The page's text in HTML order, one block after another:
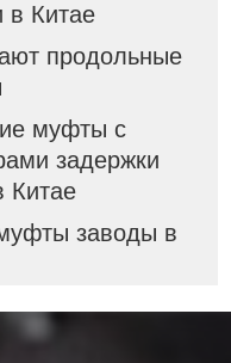
в Китае
продольные
муфты с
задержки
Китае
заводы в